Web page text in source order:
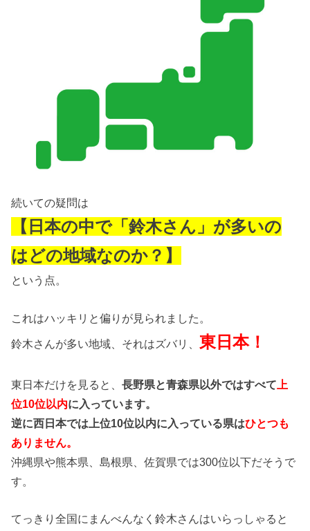
続いての疑問は
【日本の中で「鈴木さん」が多いの
はどの地域なのか？】
という点。
これはハッキリと偏りが見られました。
鈴木さんが多い地域、それはズバリ、 東日本！
東日本だけを見ると、長野県と青森県以外ではすべて 上
位10位以内に入っています。
逆に西日本では上位10位以内に入っている県はひとつも
ありません。
沖縄県や熊本県、島根県、佐賀県では300位以下だそうで
す。
てっきり全国にまんべんなく鈴木さんはいらっしゃると